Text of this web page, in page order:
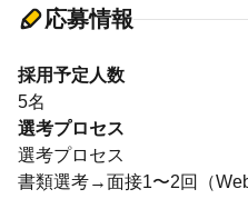
応募情報
採用予定人数
5名
選考プロセス
選考プロセス
書類選考→面接1〜2回（